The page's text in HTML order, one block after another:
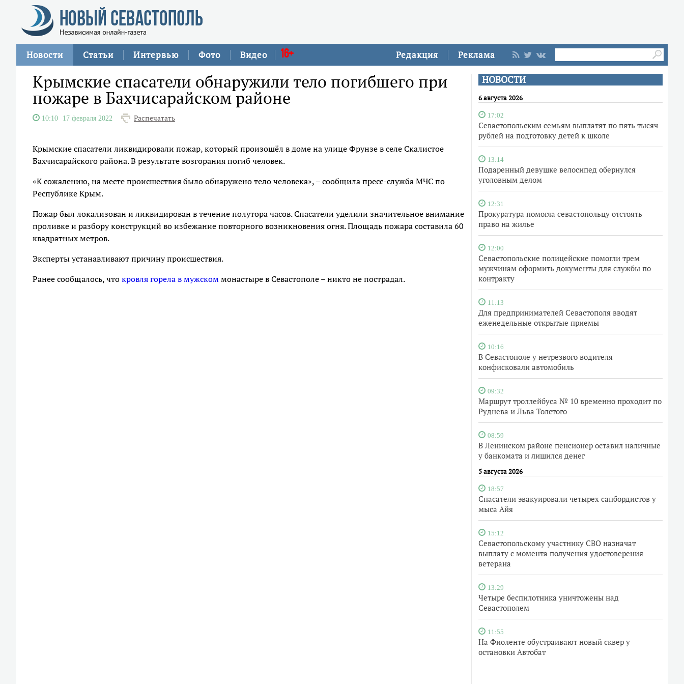
Редакция Реклама
Новости Статьи Интервью Фото Видео 16+
НОВОСТИ
6 августа 2026
17:02
Севастопольским семьям выплатят по пять тысяч
рублей на подготовку детей к школе
13:14
Подаренный девушке велосипед обернулся
уголовным делом
12:31
Прокуратура помогла севастопольцу отстоять
право на жилье
12:00
Севастопольские полицейские помогли трем
мужчинам оформить документы для службы по
контракту
11:13
Для предпринимателей Севастополя вводят
еженедельные открытые приемы
10:16
В Севастополе у нетрезвого водителя
конфисковали автомобиль
09:32
Маршрут троллейбуса № 10 временно проходит по
Руднева и Льва Толстого
08:59
В Ленинском районе пенсионер оставил наличные
у банкомата и лишился денег
5 августа 2026
18:57
Спасатели эвакуировали четырех сапбордистов у
мыса Айя
15:12
Севастопольскому участнику СВО назначат
выплату с момента получения удостоверения
ветерана
13:29
Четыре беспилотника уничтожены над
Севастополем
11:55
На Фиоленте обустраивают новый сквер у
остановки Автобат
Крымские спасатели обнаружили тело погибшего при
пожаре в Бахчисарайском районе
10:10 17 февраля 2022 Распечатать
Крымские спасатели ликвидировали пожар, который произошёл в доме на улице Фрунзе в селе Скалистое
Бахчисарайского района. В результате возгорания погиб человек.
«К сожалению, на месте происшествия было обнаружено тело человека», – сообщила пресс-служба МЧС по
Республике Крым.
Пожар был локализован и ликвидирован в течение полутора часов. Спасатели уделили значительное внимание
проливке и разбору конструкций во избежание повторного возникновения огня. Площадь пожара составила 60
квадратных метров.
Эксперты устанавливают причину происшествия.
Ранее сообщалось, чтокровля горела в мужскоммонастыре в Севастополе – никто не пострадал.